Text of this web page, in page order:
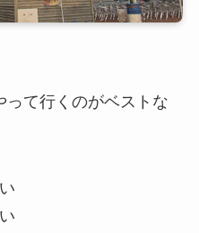
て行くのがベストな